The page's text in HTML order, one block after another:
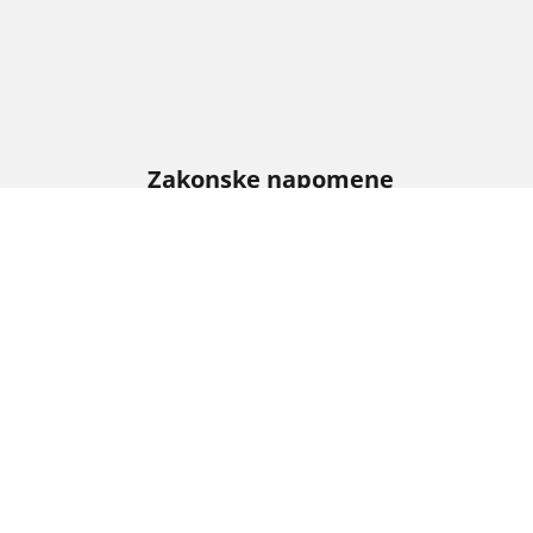
Zakonske napomene